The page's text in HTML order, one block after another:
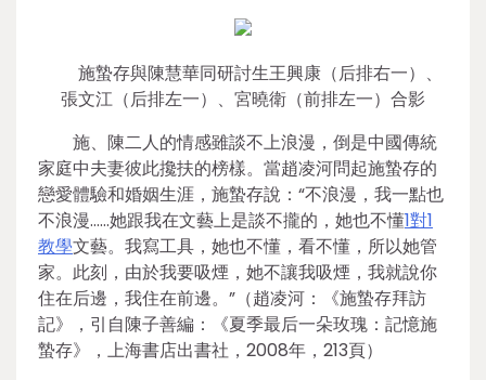
施蟄存與陳慧華同研討生王興康（后排右一）、
張文江（后排左一）、宮曉衛（前排左一）合影
施、陳二人的情感雖談不上浪漫，倒是中國傳統
家庭中夫妻彼此攙扶的榜樣。當趙凌河問起施蟄存的
戀愛體驗和婚姻生涯，施蟄存說：“不浪漫，我一點也
不浪漫……她跟我在文藝上是談不攏的，她也不懂1對1
教學文藝。我寫工具，她也不懂，看不懂，所以她管
家。此刻，由於我要吸煙，她不讓我吸煙，我就說你
住在后邊，我住在前邊。”（趙凌河：《施蟄存拜訪
記》，引自陳子善編：《夏季最后一朵玫瑰：記憶施
蟄存》，上海書店出書社，2008年，213頁）